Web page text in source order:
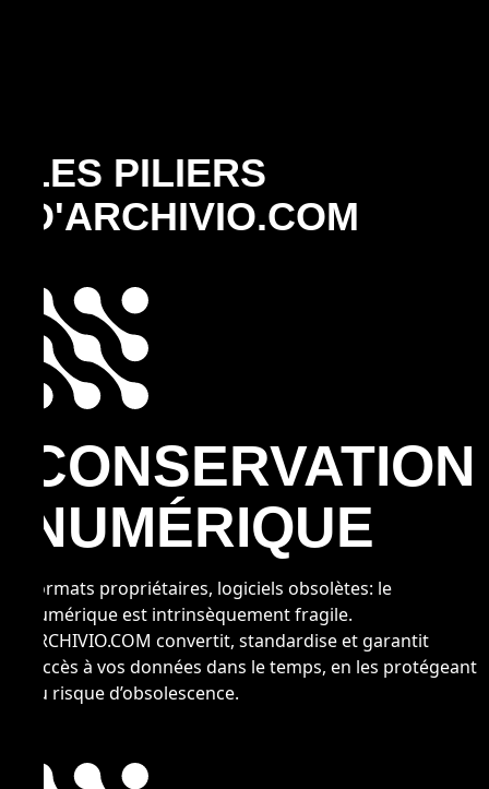
LES PILIERS
D'ARCHIVIO.COM
CONSERVATION
NUMÉRIQUE
Formats propriétaires, logiciels obsolètes: le
numérique est intrinsèquement fragile.
ARCHIVIO.COM convertit, standardise et garantit
l’accès à vos données dans le temps, en les protégeant
du risque d’obsolescence.